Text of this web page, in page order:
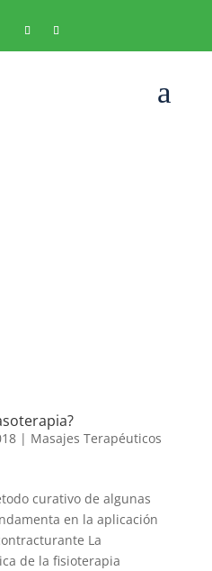
a
| Masajes Terapéuticos
curativo de algunas
en la aplicación
La
de la fisioterapia